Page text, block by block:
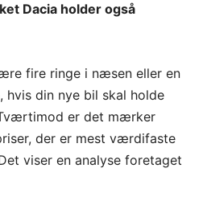
Dacia holder også
fire ringe i næsen eller en
hvis din nye bil skal holde
er det mærker
der er mest værdifaste
viser en analyse foretaget